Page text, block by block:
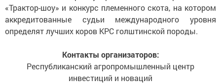
«Трактор-шоу» и конкурс племенного скота, на котором
аккредитованные судьи международного уровня
определят лучших коров КРС голштинской породы.
Контакты организаторов:
Республиканский агропромышленный центр
инвестиций и новаций